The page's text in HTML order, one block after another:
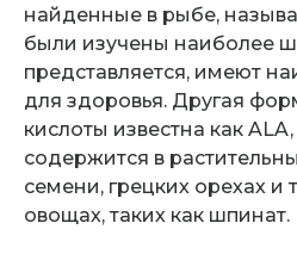
найденные в рыбе,
были изучены наиболее
представляется, имеют
для здоровья. Другая
кислоты известна как
содержится в
семени, грецких орехах и
овощах, таких как шпинат.